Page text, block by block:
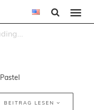
Pastel
BEITRAG LESEN